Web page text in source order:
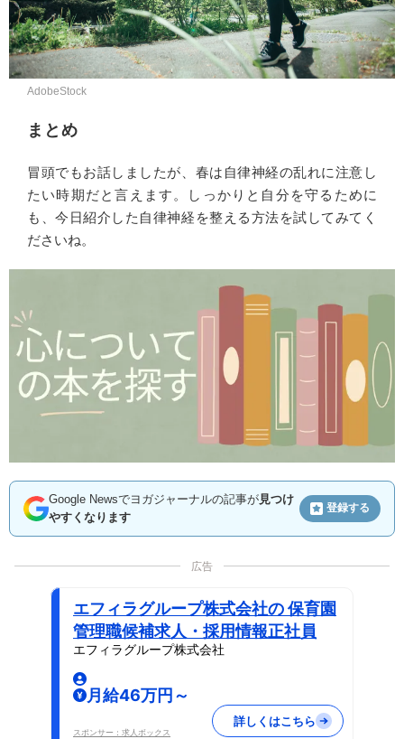
AdobeStock
まとめ
冒頭でもお話しましたが、春は自律神経の乱れに注意し
たい時期だと言えます。しっかりと自分を守るために
も、今日紹介した自律神経を整える方法を試してみてく
ださいね。
Google Newsでヨガジャーナルの記事が見つけ
やすくなります
登録する
広告
エフィラグループ株式会社の 保育園
管理職候補求人・採用情報正社員
エフィラグループ株式会社
月給46万円～
スポンサー：求人ボックス
詳しくはこちら